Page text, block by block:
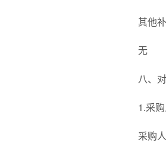
其他
无
八、
1.采
采购